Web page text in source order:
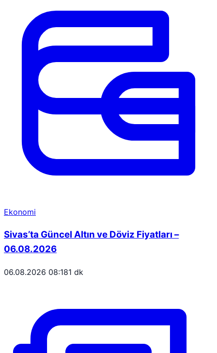
Ekonomi
Sivas’ta Güncel Altın ve Döviz Fiyatları –
06.08.2026
06.08.2026 08:181 dk